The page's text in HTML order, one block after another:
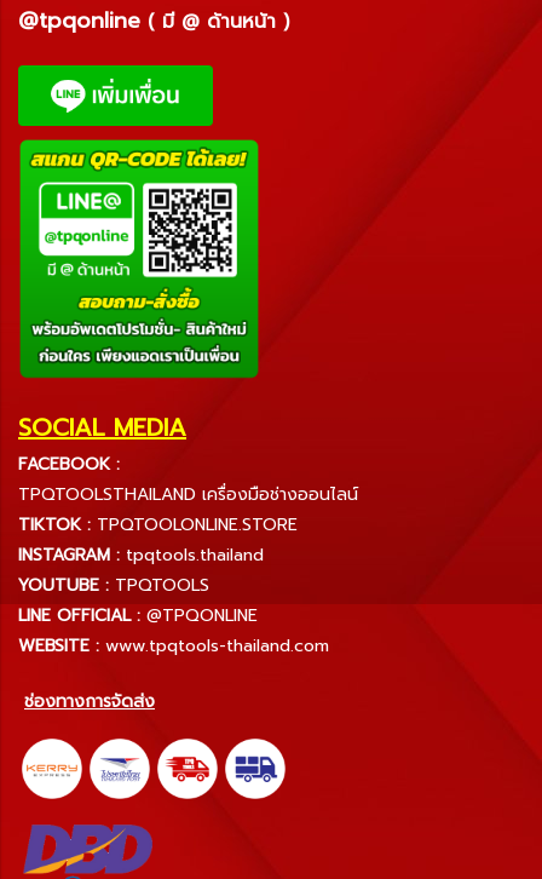
@tpqonline ( มี @ ด้านหน้า )
SOCIAL MEDIA
FACEBOOK :
TPQTOOLSTHAILAND เครื่องมือช่างออนไลน์
TIKTOK : TPQTOOLONLINE.STORE
INSTAGRAM : tpqtools.thailand
YOUTUBE : TPQTOOLS
LINE OFFICIAL : @TPQONLINE
WEBSITE : www.tpqtools-thailand.com
ช่องทางการจัดส่ง